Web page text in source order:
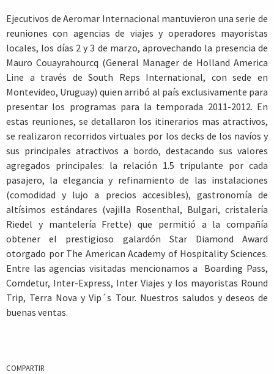
Ejecutivos de Aeromar Internacional mantuvieron una serie de
reuniones con agencias de viajes y operadores mayoristas
locales, los días 2 y 3 de marzo, aprovechando la presencia de
Mauro Couayrahourcq (General Manager de Holland America
Line a través de South Reps International, con sede en
Montevideo, Uruguay) quien arribó al país exclusivamente para
presentar los programas para la temporada 2011-2012. En
estas reuniones, se detallaron los itinerarios mas atractivos,
se realizaron recorridos virtuales por los decks de los navíos y
sus principales atractivos a bordo, destacando sus valores
agregados principales: la relación 1.5 tripulante por cada
pasajero, la elegancia y refinamiento de las instalaciones
(comodidad y lujo a precios accesibles), gastronomía de
altísimos estándares (vajilla Rosenthal, Bulgari, cristalería
Riedel y mantelería Frette) que permitió a la compañía
obtener el prestigioso galardón Star Diamond Award
otorgado por The American Academy of Hospitality Sciences.
Entre las agencias visitadas mencionamos a Boarding Pass,
Comdetur, Inter-Express, Inter Viajes y los mayoristas Round
Trip, Terra Nova y Vip´s Tour. Nuestros saludos y deseos de
buenas ventas.
COMPARTIR